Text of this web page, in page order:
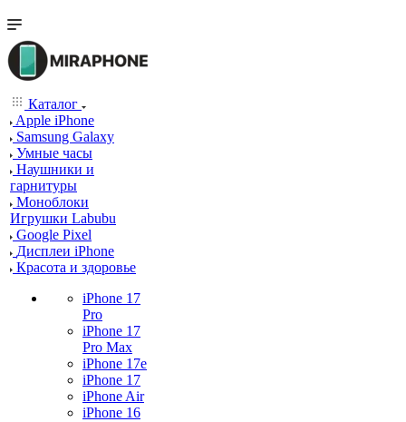
Каталог
Apple iPhone
Samsung Galaxy
Умные часы
Наушники и
гарнитуры
Моноблоки
Игрушки Labubu
Google Pixel
Дисплеи iPhone
Красота и здоровье
iPhone 17
Pro
iPhone 17
Pro Max
iPhone 17e
iPhone 17
iPhone Air
iPhone 16